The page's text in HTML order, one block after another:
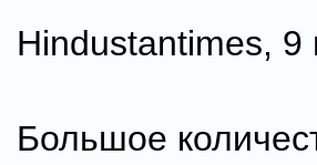
Hindustantimes, 9
Большое